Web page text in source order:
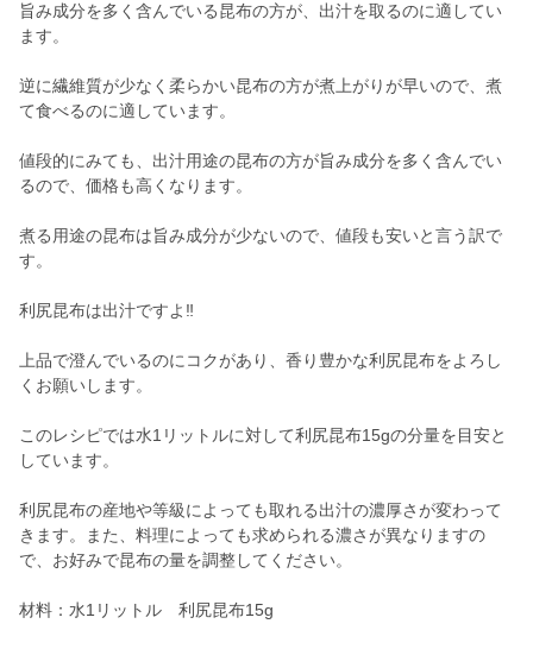
旨み成分を多く含んでいる昆布の方が、出汁を取るのに適してい
ます。
逆に繊維質が少なく柔らかい昆布の方が煮上がりが早いので、煮
て食べるのに適しています。
値段的にみても、出汁用途の昆布の方が旨み成分を多く含んでい
るので、価格も高くなります。
煮る用途の昆布は旨み成分が少ないので、値段も安いと言う訳で
す。
利尻昆布は出汁ですよ‼️
上品で澄んでいるのにコクがあり、香り豊かな利尻昆布をよろし
くお願いします。
このレシピでは水1リットルに対して利尻昆布15gの分量を目安と
しています。
利尻昆布の産地や等級によっても取れる出汁の濃厚さが変わって
きます。また、料理によっても求められる濃さが異なりますの
で、お好みで昆布の量を調整してください。
材料：水1リットル 利尻昆布15g